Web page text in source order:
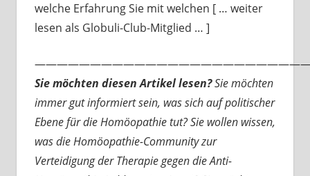
welche Erfahrung Sie mit welchen [ … weiter
lesen als Globuli-Club-Mitglied … ]
Sie möchten diesen Artikel lesen?Sie möchten
immer gut informiert sein, was sich auf politischer
Ebene für die Homöopathie tut? Sie wollen wissen,
was die Homöopathie-Community zur
Verteidigung der Therapie gegen die Anti-